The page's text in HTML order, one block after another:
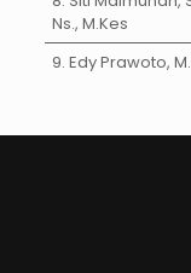
Ns., M.Kes
9. Edy Prawoto,